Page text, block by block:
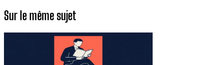
Sur le même sujet